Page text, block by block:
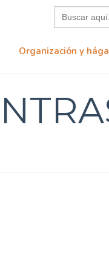
Organización y
Buscar: